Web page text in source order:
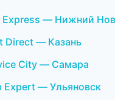
Express — Нижний
Direct — Казань
City — Самара
Expert — Ульяновск